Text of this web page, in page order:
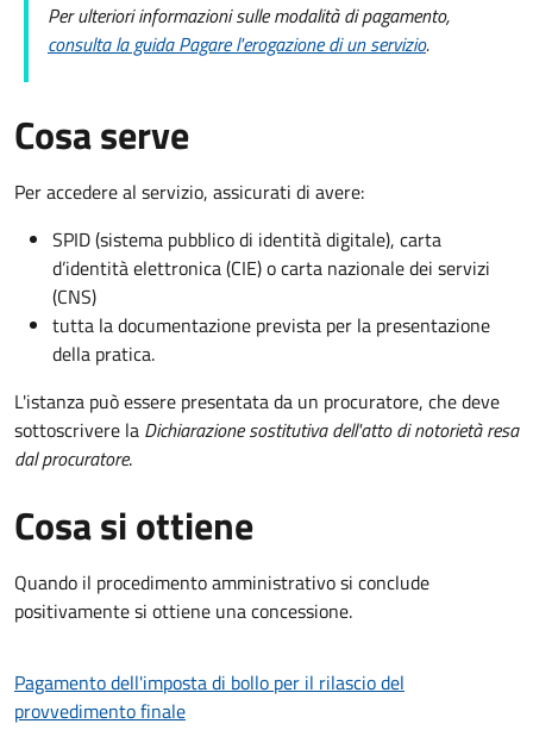
Per ulteriori informazioni sulle modalità di pagamento,
consulta la guida Pagare l'erogazione di un servizio.
Cosa serve
Per accedere al servizio, assicurati di avere:
SPID (sistema pubblico di identità digitale), carta
d’identità elettronica (CIE) o carta nazionale dei servizi
(CNS)
tutta la documentazione prevista per la presentazione
della pratica.
L'istanza può essere presentata da un procuratore, che deve
sottoscrivere la Dichiarazione sostitutiva dell'atto di notorietà resa
dal procuratore.
Cosa si ottiene
Quando il procedimento amministrativo si conclude
positivamente si ottiene una concessione.
Pagamento dell'imposta di bollo per il rilascio del
provvedimento finale